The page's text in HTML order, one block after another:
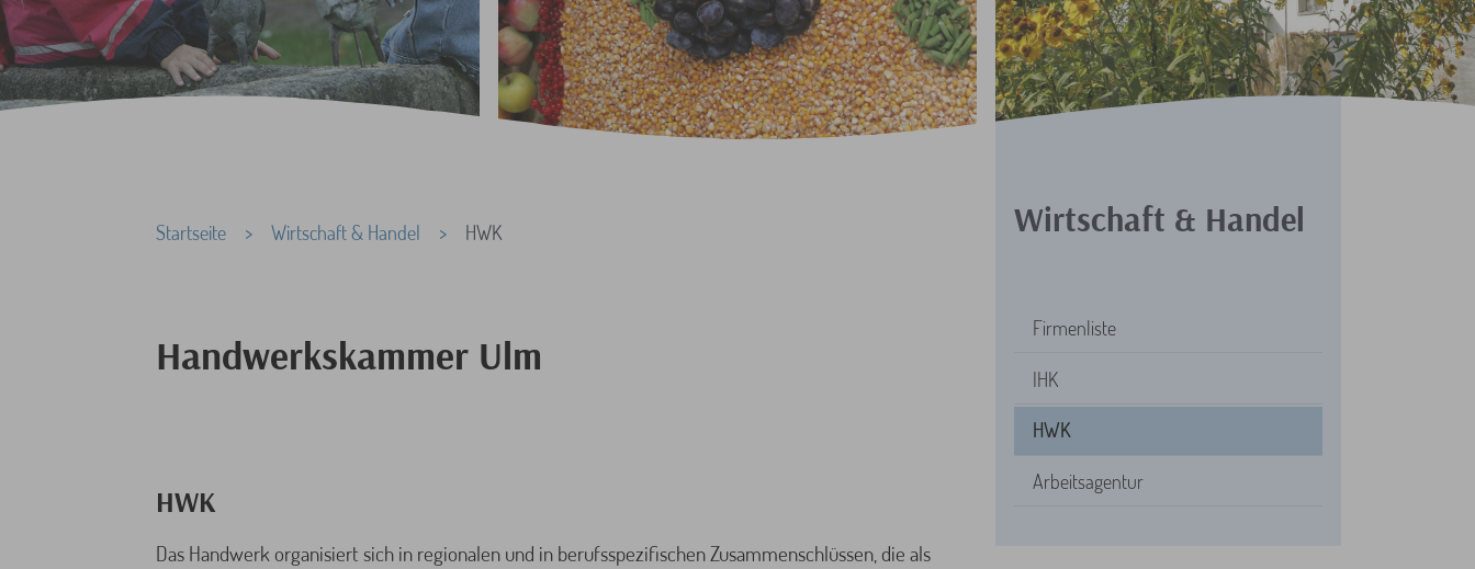
Startseite Wirtschaft & Handel HWK
Handwerkskammer Ulm
HWK
Das Handwerk organisiert sich in regionalen und in berufsspezifischen Zusammenschlüssen, die als
Wirtschaft & Handel
Firmenliste
IHK
HWK
Arbeitsagentur